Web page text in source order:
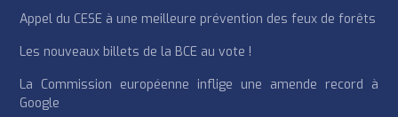
Appel du CESE à une meilleure prévention des feux de forêts
Les nouveaux billets de la BCE au vote !
La Commission européenne inflige une amende record à
Google